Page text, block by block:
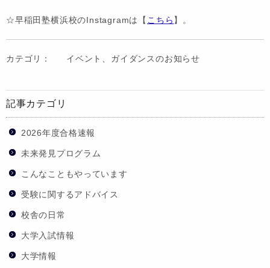
☆早稲田塾横浜校のInstagramは【 こちら 】。
カテゴリ： イベント、ガイダンスのお知らせ
記事カテゴリ
2026年度合格速報
未来発見プログラム
こんなこともやっています
受験に関するアドバイス
校舎の日常
大学入試情報
大学情報